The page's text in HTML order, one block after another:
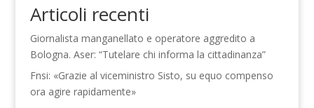
Articoli recenti
Giornalista manganellato e operatore aggredito a
Bologna. Aser: “Tutelare chi informa la cittadinanza”
Fnsi: «Grazie al viceministro Sisto, su equo compenso
ora agire rapidamente»